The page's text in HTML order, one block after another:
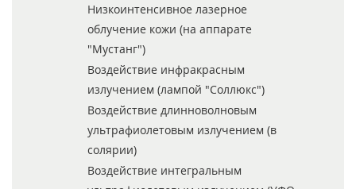
Низкоинтенсивное лазерное
облучение кожи (на аппарате
"Мустанг")
Воздействие инфракрасным
излучением (лампой "Соллюкс")
Воздействие длинноволновым
ультрафиолетовым излучением (в
солярии)
Воздействие интегральным